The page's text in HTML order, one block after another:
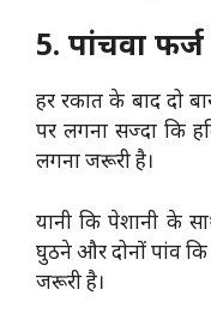
5. पांचवा
हर रकात के बाद दो
पर लगना सज्दा कि
लगना जरूरी है।
यानी कि पेशानी के
घुठने और दोनों पांव
जरूरी है।